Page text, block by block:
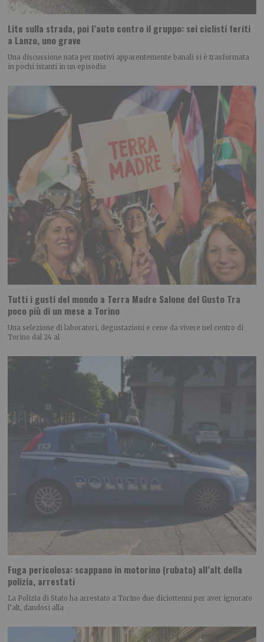
Lite sulla strada, poi l’auto contro il gruppo: sei ciclisti feriti
a Lanzo, uno grave
Una discussione nata per motivi apparentemente banali si è trasformata
in pochi istanti in un episodio
Tutti i gusti del mondo a Terra Madre Salone del Gusto Tra
poco più di un mese a Torino
Una selezione di laboratori, degustazioni e cene da vivere nel centro di
Torino dal 24 al
Fuga pericolosa: scappano in motorino (rubato) all’alt della
polizia, arrestati
La Polizia di Stato ha arrestato a Torino due diciottenni per aver ignorato
l’alt, dandosi alla